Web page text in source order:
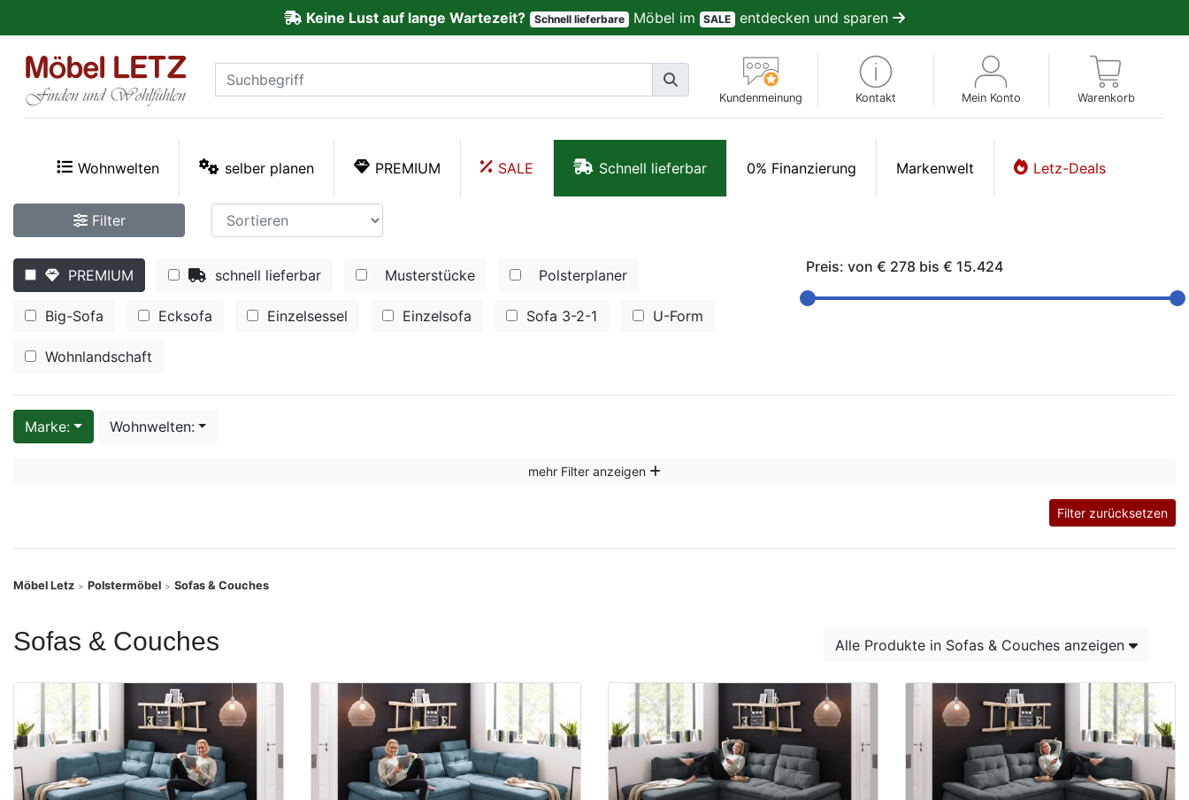
Keine Lust auf lange Wartezeit? Schnell lieferbare Möbel im SALE entdecken und sparen
Kundenmeinung Kontakt Mein Konto Warenkorb
Wohnwelten selber planen PREMIUM SALE Schnell lieferbar 0% Finanzierung Markenwelt Letz-Deals
Filter
PREMIUM schnell lieferbar Musterstücke Polsterplaner
Big-Sofa Ecksofa Einzelsessel Einzelsofa Sofa 3-2-1 U-Form
Wohnlandschaft
Preis: von € 278 bis € 15.424
Marke: Wohnwelten:
mehr Filter anzeigen
Filter zurücksetzen
Möbel Letz > Polstermöbel > Sofas & Couches
Sofas & Couches Alle Produkte in Sofas & Couches anzeigen
Kundenmeinungen
PREMIUM
Schnell
lieferbar
SALE
Polsterplaner
Konfigurator
Deals